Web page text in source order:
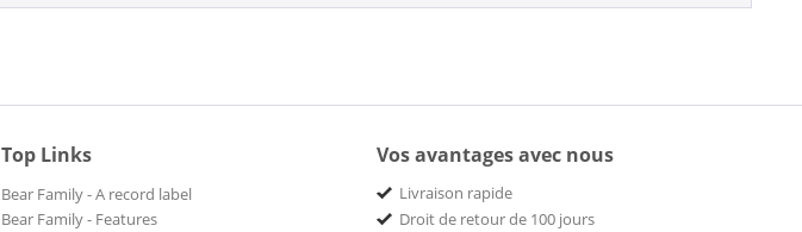
Top Links
Bear Family - A record label
Bear Family - Features
Vos avantages avec nous
Livraison rapide
Droit de retour de 100 jours